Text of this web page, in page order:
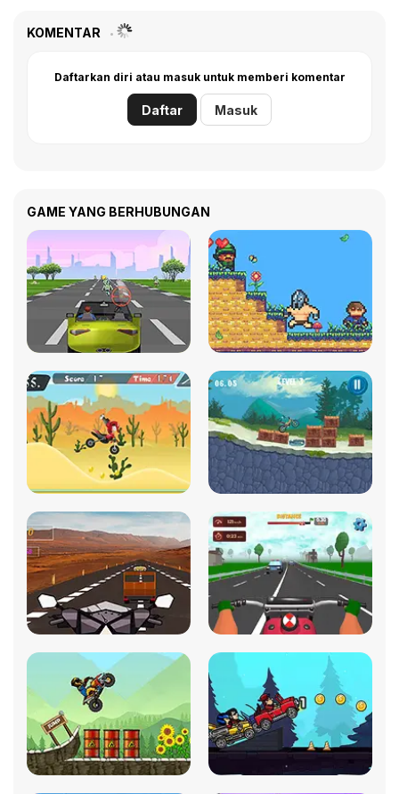
KOMENTAR
Daftarkan diri atau masuk untuk memberi komentar
Daftar Masuk
GAME YANG BERHUBUNGAN